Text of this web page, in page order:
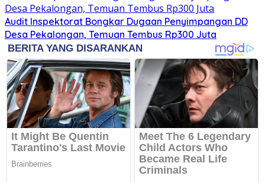
Audit Inspektorat Bongkar Dugaan Penyimpangan DD
Desa Pekalongan, Temuan Tembus Rp300 Juta